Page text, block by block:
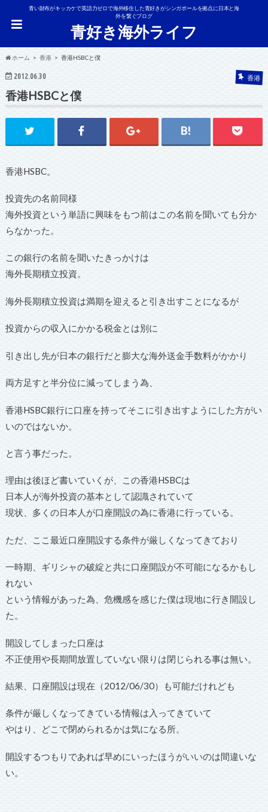
青い財布がキッカケで英語力ゼロで海外移住した青好きがシンガポールを拠点に日本と海
外を繋ぐブログ
青好き海外ライフ
ホーム 香港 香港HSBCと僕
2012.06.30 香港
香港HSBCと僕
香港HSBC。
投資先の名前同様
海外投資という単語に興味をもつ前はこの名前を聞いても分か
らなかった。
この銀行の名前を聞いたきっかけは
海外長期積立投資。
海外長期積立投資は満期を迎えると引き出すことになるが
投資からの収入にかかる税金とは別に
引き出し先が日本の銀行だと膨大な海外送金手数料がかかり
両方足すと半分位に減ってしまう為、
香港HSBC銀行に口座を持ってそこに引き出すようにした方がい
いのではないか。
と言う事だった。
理由は後ほど書いていくが、この香港HSBCは
日本人が海外投資の基本として認識されていて
現状、多くの日本人が口座開設の為に香港に行っている。
ただ、ここ最近口座開設する条件が厳しくなってきており
一時期、ギリシャの破綻と共に口座開設が不可能になるかもし
れない
という情報があった為、危機感を感じた僕は現地に行き開設し
た。
開設してしまった口座は
不正使用や長期間放置していない限りは閉じられる事は無い。
結果、口座開設は現在（2012/06/30）も可能だけれども
条件が厳しくなってきている情報は入ってきていて
やはり、どこで閉められるかは気になる所。
開設するつもりであれば早めにいったほうがいいのは間違いな
い。